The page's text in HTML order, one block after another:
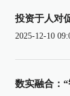
投资于人对
2025-12-10
数实融合：